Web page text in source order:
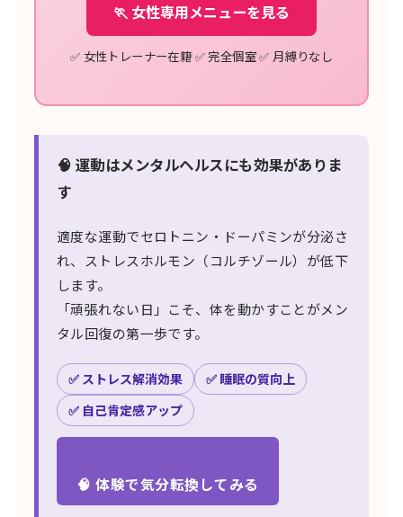
🏃 女性専用メニューを見る
✅ 女性トレーナー在籍 ✅ 完全個室 ✅ 月縛りなし
🧠 運動はメンタルヘルスにも効果がありま
す
適度な運動でセロトニン・ドーパミンが分泌さ
れ、ストレスホルモン（コルチゾール）が低下
します。
「頑張れない日」こそ、体を動かすことがメン
タル回復の第一歩です。
✅ ストレス解消効果
✅ 睡眠の質向上
✅ 自己肯定感アップ
🧠 体験で気分転換してみる